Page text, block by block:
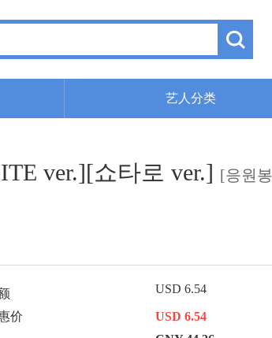
艺人分类
ver.][쇼타로 ver.] [응원
USD 6.54
价
USD 6.54